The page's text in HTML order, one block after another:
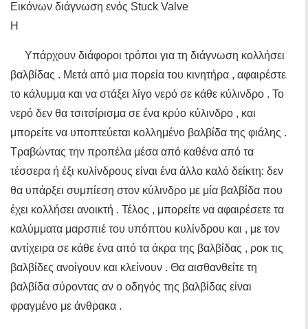
Εικόνων διάγνωση ενός Stuck Valve
Η
Υπάρχουν διάφοροι τρόποι για τη διάγνωση κολλήσει
βαλβίδας . Μετά από μια πορεία του κινητήρα , αφαιρέστε
το κάλυμμα και να στάξει λίγο νερό σε κάθε κύλινδρο . Το
νερό δεν θα τσιτσίρισμα σε ένα κρύο κύλινδρο , και
μπορείτε να υποπτεύεται κολλημένο βαλβίδα της φιάλης .
Τραβώντας την προπέλα μέσα από καθένα από τα
τέσσερα ή έξι κυλίνδρους είναι ένα άλλο καλό δείκτη: δεν
θα υπάρξει συμπίεση στον κύλινδρο με μία βαλβίδα που
έχει κολλήσει ανοικτή . Τέλος , μπορείτε να αφαιρέσετε τα
καλύμματα μαρσπιέ του υπόπτου κυλίνδρου και , με τον
αντίχειρα σε κάθε ένα από τα άκρα της βαλβίδας , ροκ τις
βαλβίδες ανοίγουν και κλείνουν . Θα αισθανθείτε τη
βαλβίδα σύροντας αν ο οδηγός της βαλβίδας είναι
φραγμένο με άνθρακα .